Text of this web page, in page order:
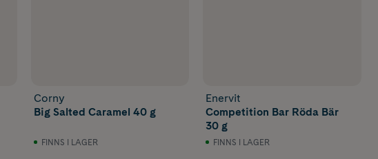
Corny
Big Salted Caramel 40 g
FINNS I LAGER
Enervit
Competition Bar Röda Bär
30 g
FINNS I LAGER